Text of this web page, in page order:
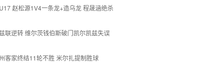
赵松源1V4一条龙+造乌龙 程晟涵绝杀
联逆转 维尔茨钱伯斯破门凯尔凯兹失误
客家终结11轮不胜 米尔扎提制胜球